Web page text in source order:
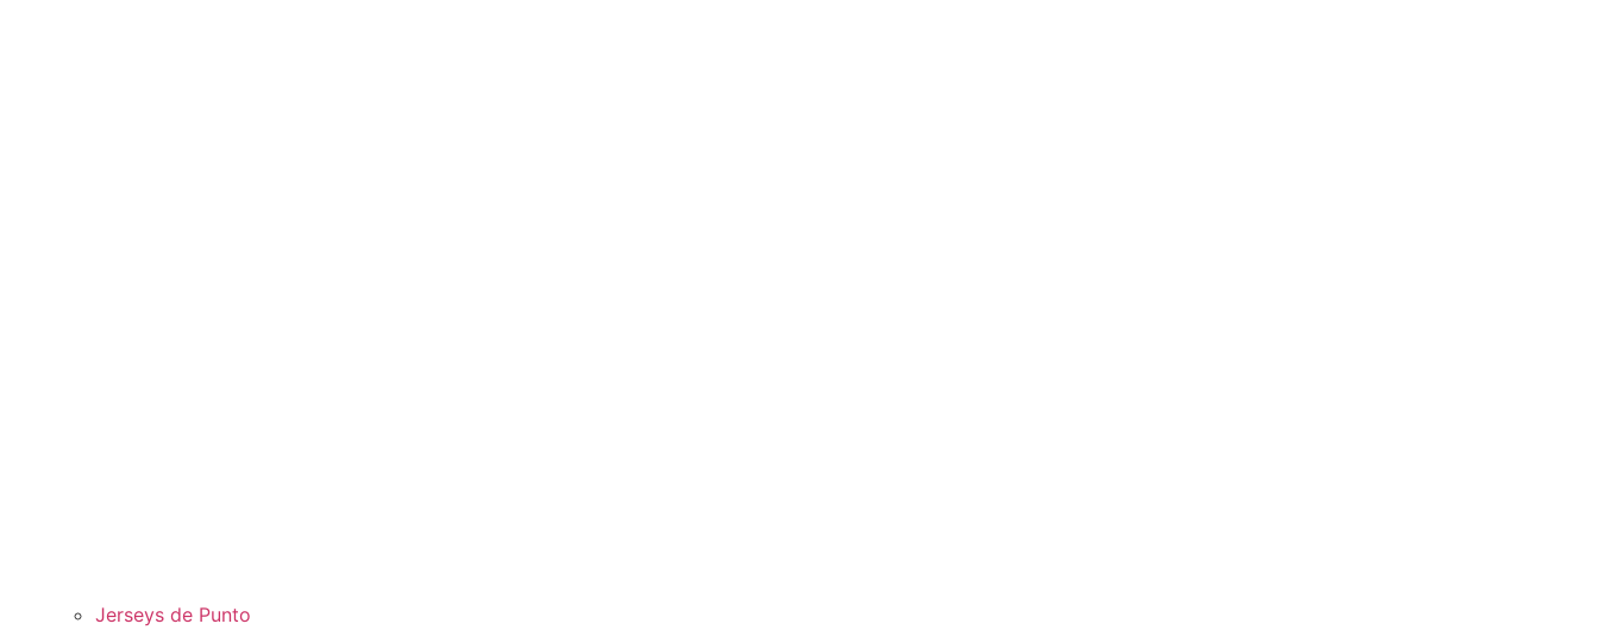
Jerseys de Punto